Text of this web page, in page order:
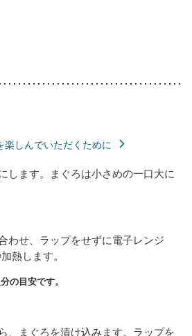
しんでいただくために
します。まぐろは小さめの一口大に
わせ、ラップをせずに電子レンジ
熱します。
の目安です。
、まぐろを漬け込みます。ラップを